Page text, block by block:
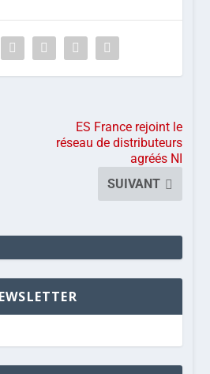
ES France rejoint le
réseau de distributeurs
agréés NI
SUIVANT